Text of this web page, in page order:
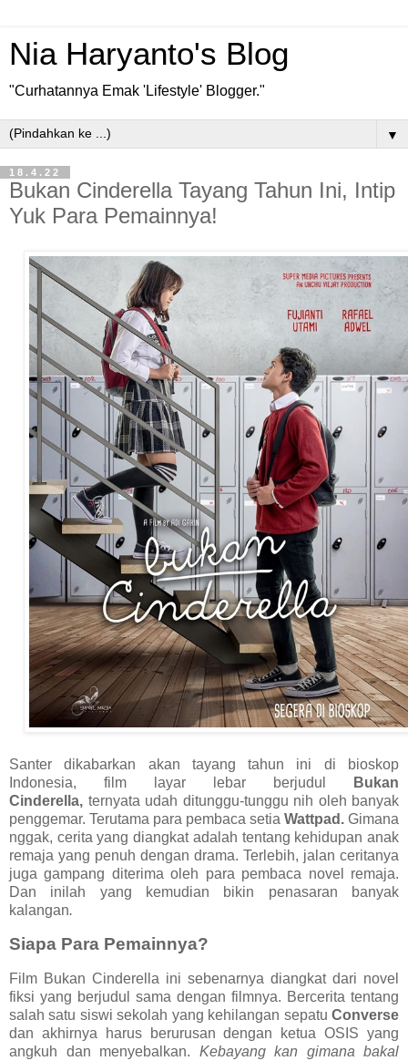
Nia Haryanto's Blog
"Curhatannya Emak 'Lifestyle' Blogger."
▼
18.4.22
Bukan Cinderella Tayang Tahun Ini, Intip
Yuk Para Pemainnya!
Santer dikabarkan akan tayang tahun ini di bioskop
Indonesia, film layar lebar berjudul
Bukan
Cinderella, ternyata udah ditunggu-tunggu nih oleh banyak
penggemar. Terutama para pembaca setia Wattpad. Gimana
nggak, cerita yang diangkat adalah tentang kehidupan anak
remaja yang penuh dengan drama. Terlebih, jalan ceritanya
juga gampang diterima oleh para pembaca novel remaja.
Dan inilah yang kemudian bikin penasaran banyak
kalangan.
Siapa Para Pemainnya?
Film Bukan Cinderella ini sebenarnya diangkat dari novel
fiksi yang berjudul sama dengan filmnya. Bercerita tentang
salah satu siswi sekolah yang kehilangan sepatu Converse
dan akhirnya harus berurusan dengan ketua OSIS yang
angkuh dan menyebalkan. Kebayang kan gimana bakal